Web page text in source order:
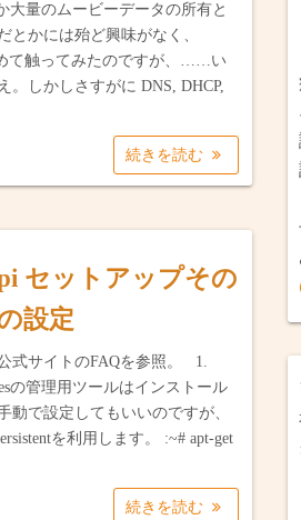
2016年春ベトナム・カンボジ
2016年秋 香港澳門・中国南
2017年雲南とベトナム縦断
2018年夏ミリ・ブルネイ（完
2018年秋プノンペン・ウド
2023年・夫婦でタイ旅行（
2025年11月・日本一時帰国（
2021年冬のハノイ・ハナム
カンゾー県からフェリーで
2021年12月ロンアン省・タ
ビンズォン省へ焼けた戦車
ドンナイ省の巨大マリア像
2023年5月メコンデルタのバ
量のムービーデータの所有と
とかには殆ど興味がなく、
て触ってみたのですが、……い
。しかしさすがに DNS, DHCP,
続きを読む
セットアップその
設定
式サイトのFAQを参照。 1.
の管理用ツールはインストール
動で設定してもいいのですが、
を利用します。 :~# apt-get
続きを読む